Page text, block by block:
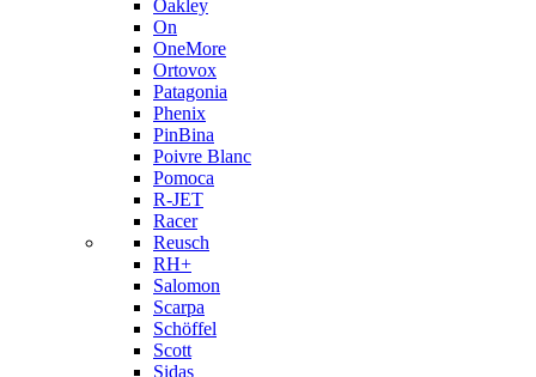
Oakley
On
OneMore
Ortovox
Patagonia
Phenix
PinBina
Poivre Blanc
Pomoca
R-JET
Racer
Reusch
RH+
Salomon
Scarpa
Schöffel
Scott
Sidas